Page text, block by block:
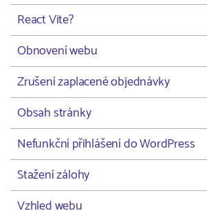
React Vite?
Obnovení webu
Zrušení zaplacené objednávky
Obsah stránky
Nefunkční přihlášení do WordPress
Stažení zálohy
Vzhled webu